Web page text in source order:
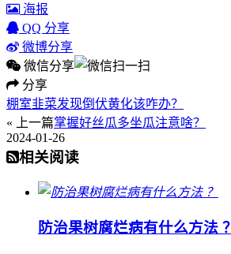
海报
QQ 分享
微博分享
微信分享
分享
棚室韭菜发现倒伏黄化该咋办？
« 上一篇掌握好丝瓜多坐瓜注意啥？
2024-01-26
相关阅读
防治果树腐烂病有什么方法 ？